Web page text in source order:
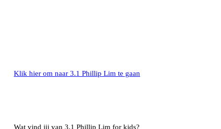
Klik hier om naar 3.1 Phillip Lim te gaan
Wat vind jij van 3.1 Phillip Lim for kids?